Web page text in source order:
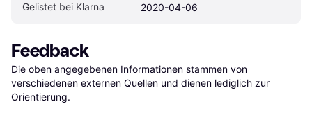
Gelistet bei Klarna 2020-04-06
Feedback
Die oben angegebenen Informationen stammen von
verschiedenen externen Quellen und dienen lediglich zur
Orientierung.